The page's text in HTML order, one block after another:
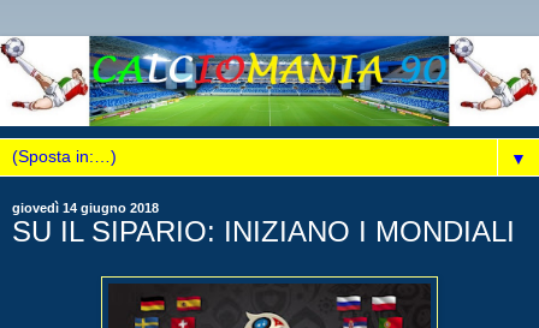
▼
giovedì 14 giugno 2018
SU IL SIPARIO: INIZIANO I MONDIALI